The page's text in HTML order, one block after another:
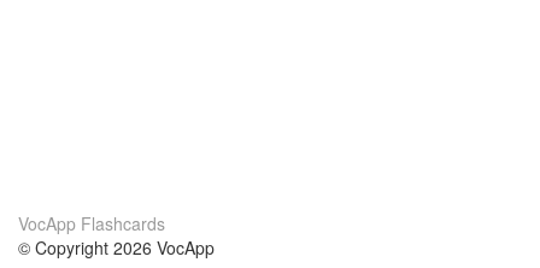
VocApp Flashcards
© Copyright 2026 VocApp